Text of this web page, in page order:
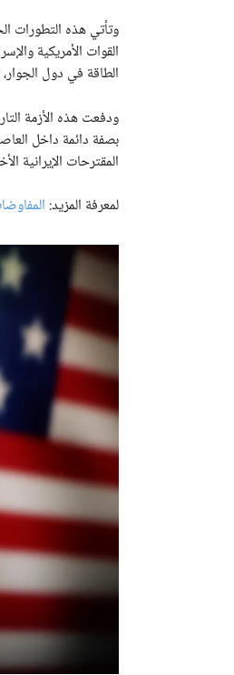
القوات الأمريكية
الطاقة في دول
ودفعت هذه الأزمة
بصفة دائمة داخل
المقترحات الإيرانية
لمعرفة المزيد: